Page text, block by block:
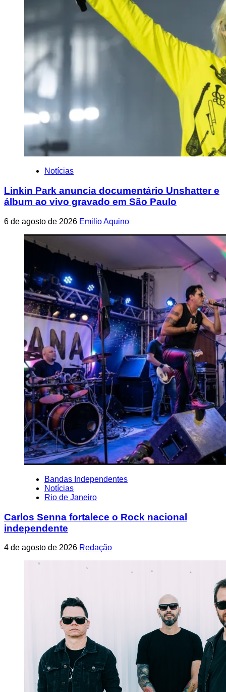
Notícias
Linkin Park anuncia documentário Unshatter e
álbum ao vivo gravado em São Paulo
6 de agosto de 2026 Emilio Aquino
Bandas Independentes
Notícias
Rio de Janeiro
Carlos Senna fortalece o Rock nacional
independente
4 de agosto de 2026 Redação